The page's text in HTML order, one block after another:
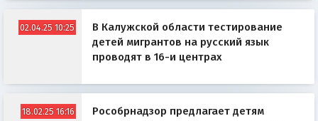
02.04.25 10:25
В Калужской области тестирование
детей мигрантов на русский язык
проводят в 16-и центрах
18.02.25 16:16
Рособрнадзор предлагает детям